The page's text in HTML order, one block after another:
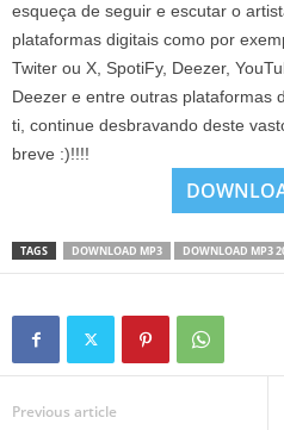
esqueça de seguir e escutar o
plataformas digitais como por
Twiter ou X, SpotiFy, Deezer,
Deezer e entre outras plataformas
ti, continue desbravando deste
breve :)!!!!
TAGS DOWNLOAD MP3 DOWNLOAD MP3
Previous article